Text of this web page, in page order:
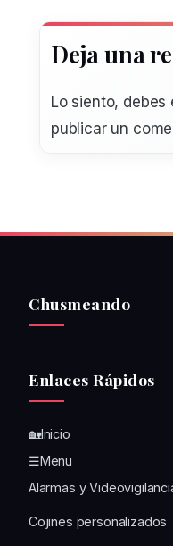
Deja una
Lo siento, debes
publicar un
Chusmeando
Enlaces Rápidos
🏡Inicio
☰Menu
Alarmas y
Cojines personalizados